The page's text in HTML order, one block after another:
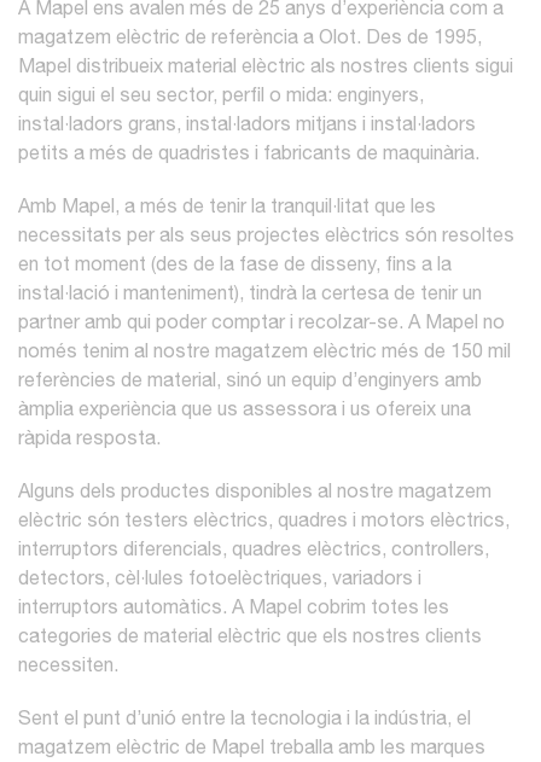
A Mapel ens avalen més de 25 anys d’experiència com a
magatzem elèctric de referència a Olot. Des de 1995,
Mapel distribueix material elèctric als nostres clients sigui
quin sigui el seu sector, perfil o mida: enginyers,
instal·ladors grans, instal·ladors mitjans i instal·ladors
petits a més de quadristes i fabricants de maquinària.
Amb Mapel, a més de tenir la tranquil·litat que les
necessitats per als seus projectes elèctrics són resoltes
en tot moment (des de la fase de disseny, fins a la
instal·lació i manteniment), tindrà la certesa de tenir un
partner amb qui poder comptar i recolzar-se. A Mapel no
només tenim al nostre magatzem elèctric més de 150 mil
referències de material, sinó un equip d’enginyers amb
àmplia experiència que us assessora i us ofereix una
ràpida resposta.
Alguns dels productes disponibles al nostre magatzem
elèctric són testers elèctrics, quadres i motors elèctrics,
interruptors diferencials, quadres elèctrics, controllers,
detectors, cèl·lules fotoelèctriques, variadors i
interruptors automàtics. A Mapel cobrim totes les
categories de material elèctric que els nostres clients
necessiten.
Sent el punt d’unió entre la tecnologia i la indústria, el
magatzem elèctric de Mapel treballa amb les marques